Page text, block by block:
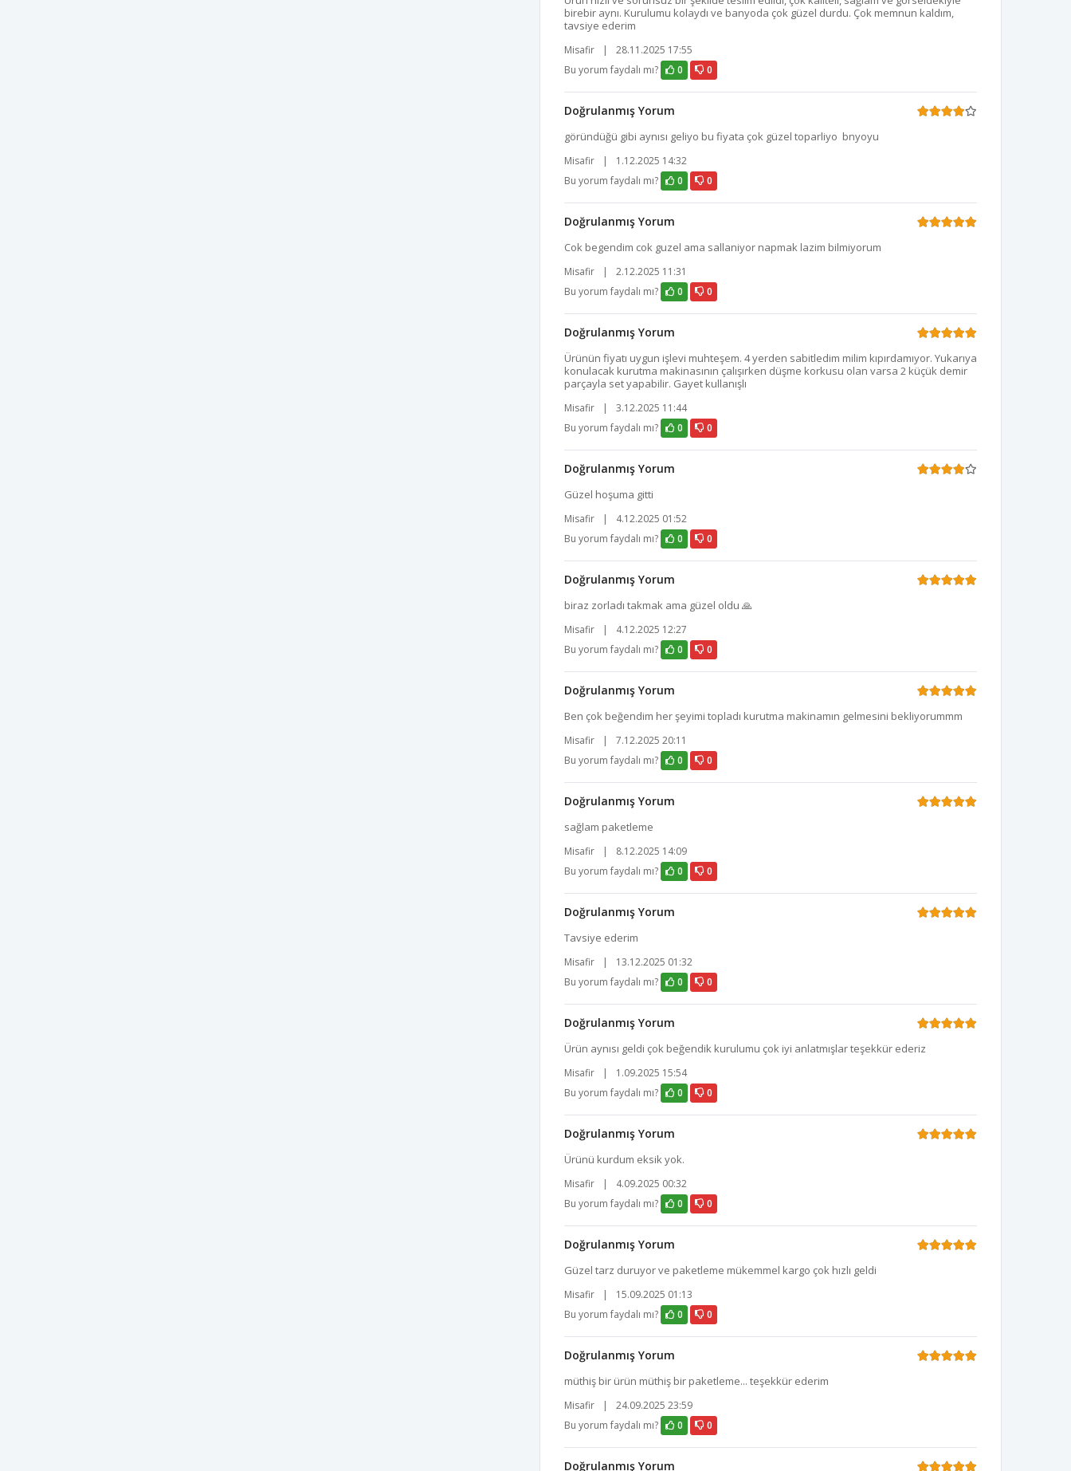
birebir aynı. Kurulumu kolaydı ve banyoda çok güzel durdu. Çok memnun kaldım,
tavsiye ederim
Misafir |
28.11.2025 17:55
Bu yorum faydalı mı?
0 0
Doğrulanmış Yorum
göründüğü gibi aynısı geliyo bu fiyata çok güzel toparliyo bnyoyu
Misafir |
1.12.2025 14:32
Bu yorum faydalı mı?
0 0
Doğrulanmış Yorum
Cok begendim cok guzel ama sallaniyor napmak lazim bilmiyorum
Misafir |
2.12.2025 11:31
Bu yorum faydalı mı?
0 0
Doğrulanmış Yorum
Ürünün fiyatı uygun işlevi muhteşem. 4 yerden sabitledim milim kıpırdamıyor. Yukarıya
konulacak kurutma makinasının çalışırken düşme korkusu olan varsa 2 küçük demir
parçayla set yapabilir. Gayet kullanışlı
Misafir |
3.12.2025 11:44
Bu yorum faydalı mı?
0 0
Doğrulanmış Yorum
Güzel hoşuma gitti
Misafir |
4.12.2025 01:52
Bu yorum faydalı mı?
0 0
Doğrulanmış Yorum
biraz zorladı takmak ama güzel oldu 🙏
Misafir |
4.12.2025 12:27
Bu yorum faydalı mı?
0 0
Doğrulanmış Yorum
Ben çok beğendim her şeyimi topladı kurutma makinamın gelmesini bekliyorummm
Misafir |
7.12.2025 20:11
Bu yorum faydalı mı?
0 0
Doğrulanmış Yorum
sağlam paketleme
Misafir |
8.12.2025 14:09
Bu yorum faydalı mı?
0 0
Doğrulanmış Yorum
Tavsiye ederim
Misafir |
13.12.2025 01:32
Bu yorum faydalı mı?
0 0
Doğrulanmış Yorum
Ürün aynısı geldi çok beğendik kurulumu çok iyi anlatmışlar teşekkür ederiz
Misafir |
1.09.2025 15:54
Bu yorum faydalı mı?
0 0
Doğrulanmış Yorum
Ürünü kurdum eksik yok.
Misafir |
4.09.2025 00:32
Bu yorum faydalı mı?
0 0
Doğrulanmış Yorum
Güzel tarz duruyor ve paketleme mükemmel kargo çok hızlı geldi
Misafir |
15.09.2025 01:13
Bu yorum faydalı mı?
0 0
Doğrulanmış Yorum
müthiş bir ürün müthiş bir paketleme... teşekkür ederim
Misafir |
24.09.2025 23:59
Bu yorum faydalı mı?
0 0
Doğrulanmış Yorum